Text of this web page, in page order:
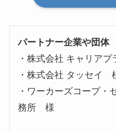
パートナー企業や団体
・株式会社 キャリア
・株式会社 タッセイ
・​ワーカーズコープ・
務所 様